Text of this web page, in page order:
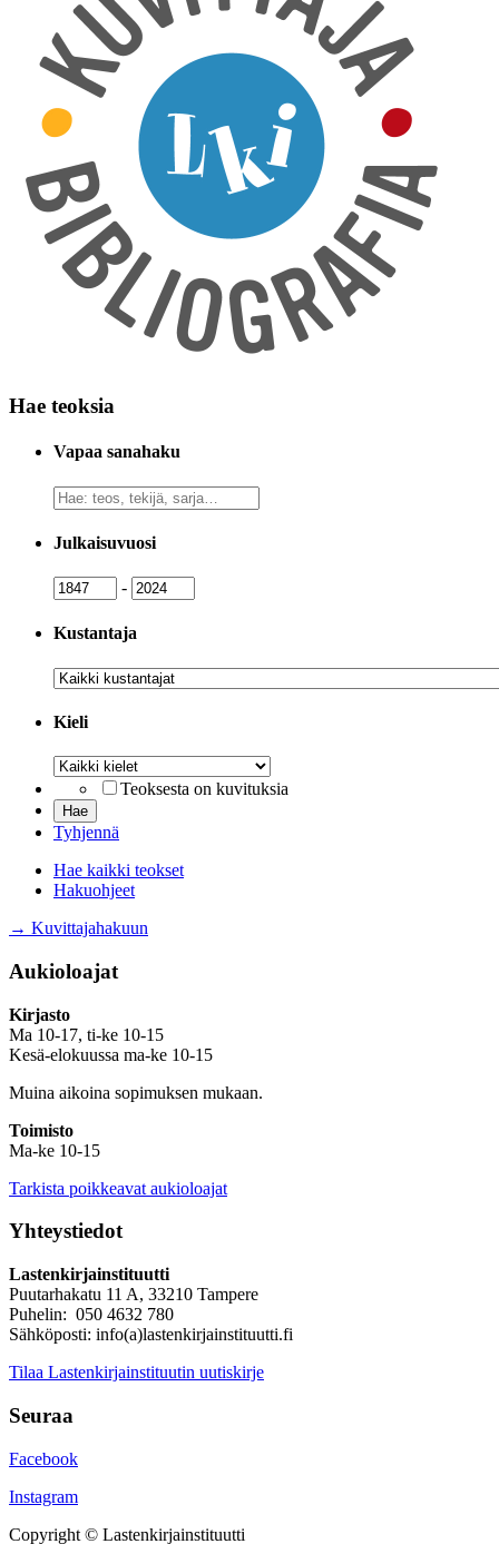
Hae teoksia
Vapaa sanahaku
Vapaa
sanahaku
Julkaisuvuosi
Julkaisuvuosi
- Julkaisuvuosi
Kustantaja
Kustantaja
Kieli
Kieli
Teoksesta on kuvituksia
Tyhjennä
Hae kaikki teokset
Hakuohjeet
→ Kuvittajahakuun
Aukioloajat
Kirjasto
Ma 10-17, ti-ke 10-15
Kesä-elokuussa ma-ke 10-15
Muina aikoina sopimuksen mukaan.
Toimisto
Ma-ke 10-15
Tarkista poikkeavat aukioloajat
Yhteystiedot
Lastenkirjainstituutti
Puutarhakatu 11 A, 33210 Tampere
Puhelin: 050 4632 780
Sähköposti: info(a)lastenkirjainstituutti.fi
Tilaa Lastenkirjainstituutin uutiskirje
Seuraa
Facebook
Instagram
Copyright © Lastenkirjainstituutti